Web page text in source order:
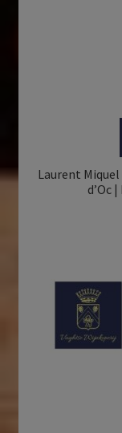
Laurent Miquel
d’Oc